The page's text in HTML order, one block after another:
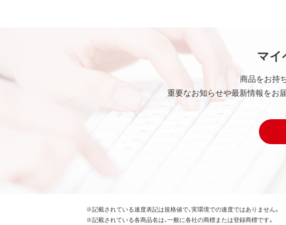
マイ
商品をお持
重要なお知らせや最新情報をお
※記載されている速度表記は規格値で、実環境での速度ではありません。
※記載されている各商品名は、一般に各社の商標または登録商標です。